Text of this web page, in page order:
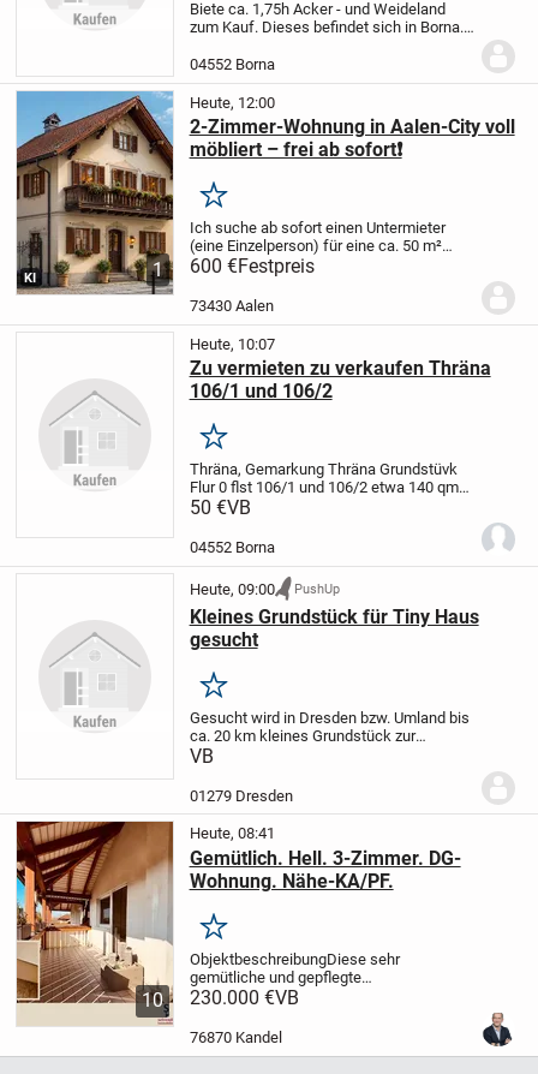
Biete ca. 1,75h Acker - und Weideland
zum Kauf. Dieses befindet sich in Borna.
04552 Borna
1
KI
Heute, 12:00
2-Zimmer-Wohnung in Aalen-City voll
möbliert – frei ab sofort❗️
Merken
Ich suche ab sofort einen Untermieter
(eine Einzelperson) für eine ca. 50 m²
große, voll möblierte 2-Zimmer-
Dachgeschosswohnung in bester Lage
der Aalen-City.
600 €Festpreis
73430 Aalen
Heute, 10:07
Zu vermieten zu verkaufen Thräna
106/1 und 106/2
Merken
Thräna, Gemarkung Thräna Grundstüvk
Flur 0 flst 106/1 und 106/2 etwa 140 qm
.Zu vermieten 300 euro pro zjahr zu
50 €VB
04552 Borna
Heute, 09:00 PushUp
Kleines Grundstück für Tiny Haus
gesucht
Merken
Gesucht wird in Dresden bzw. Umland bis
ca. 20 km kleines Grundstück zur
Pacht/Miete/Kauf für Stellung eines Tiny
VB
01279 Dresden
10
Heute, 08:41
Gemütlich. Hell. 3-Zimmer. DG-
Wohnung. Nähe-KA/PF.
Merken
ObjektbeschreibungDiese sehr
gemütliche und gepflegte
Dachgeschosswohnung befindet sich in
1995 in ruhiger Wohnlage von
Straubenhardt.
230.000 €VB
76870 Kandel